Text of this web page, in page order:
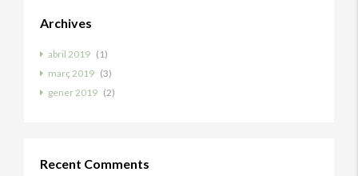
Archives
abril 2019 (1)
març 2019 (3)
gener 2019 (2)
Recent Comments